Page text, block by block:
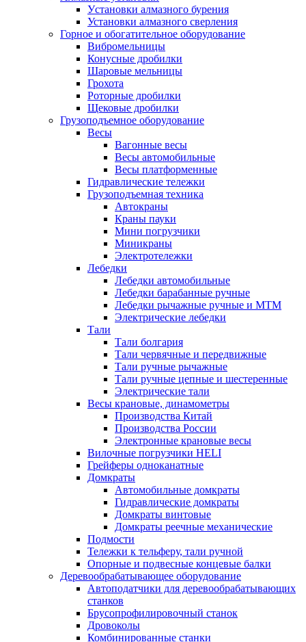
Уcтановки алмазного бурения
Установки алмазного сверления
Горное и обогатительное оборудование
Вибромельницы
Конусные дробилки
Шаровые мельницы
Грохота
Роторные дробилки
Щековые дробилки
Грузоподъемное оборудование
Весы
Вагонные весы
Весы автомобильные
Весы платформенные
Гидравлические тележки
Грузоподъемная техника
Автокраны
Краны пауки
Мини погрузчики
Миникраны
Электротележки
Лебедки
Лебедки автомобильные
Лебедки барабанные ручные
Лебедки рычажные ручные и МТМ
Электрические лебедки
Тали
Тали болгария
Тали червячные и передвижные
Тали ручные рычажные
Тали ручные цепные и шестеренные
Электрические тали
Весы крановые, динамометры
Производства Китай
Производства России
Электронные крановые весы
Вилочные погрузчики HELI
Грейферы одноканатные
Домкраты
Автомобильные домкраты
Гидравлические домкраты
Домкраты винтовые
Домкраты реечные механические
Подмости
Тележки к тельферу, тали ручной
Опорные и подвесные концевые балки
Деревообрабатывающее оборудование
Автоподатчики для деревообрабатывающих
станков
Брусопрофилировочный станок
Дровоколы
Комбинированные станки